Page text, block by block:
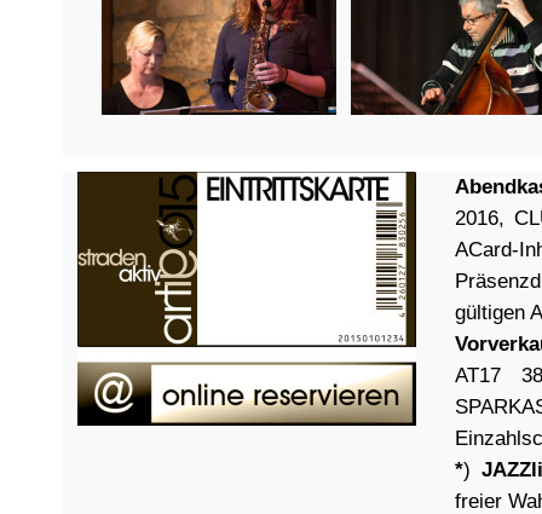
2016,
ACard-
gültigen
AT17
*)
freier